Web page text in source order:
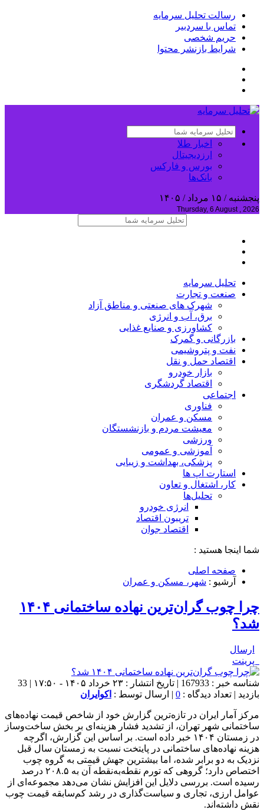
رسالت تحلیل سرمایه
تماس با سردبیر
حریم شخصی
شرایط بازنشر محتوا
اخبار طلا
ارزدیجیتال
بورس و فارکس
بانک‌ها
پنجشنبه / ۱۵ مرداد / ۱۴۰۵
Thursday, 6 August , 2026
تحلیل‌ سرمایه
صنعت و تجارت
شهرک های صنعتی و مناطق آزاد
برق، آب و انرژی
کشاورزی و صنایع غذایی
بازرگانی و گمرک
نفت و پتروشیمی
اقتصاد حمل و نقل
بازار خودرو
اقتصاد گردشگری
اجتماعی
فناوری
مسکن و عمران
معیشت مردم و بازنشستگان
ورزشی
آموزشی و عمومی
پزشکی، بهداشت و زیبایی
استارت اپ ها
کار، اشتغال و تعاون
تحلیل‌ها
انرژی خودرو
تریبون اقتصاد
اقتصاد جوان
شما اینجا هستید :
صفحه اصلی
آرشیو : شهر، مسکن و عمران
چرا چوب گران‌ترین نهاده ساختمانی ۱۴۰۴
شد؟
ارسال
پرینت
شناسه خبر : 167933 | تاریخ انتشار : ۲۳ خرداد ۱۴۰۵ - ۱۷:۵۰ | 33
بازدید | تعداد دیدگاه : 0 | ارسال توسط : اکوایران
مرکز آمار ایران در تازه‌ترین گزارش خود از شاخص قیمت نهاده‌های
ساختمانی شهر تهران، از تشدید فشار هزینه‌ای بر بخش ساخت‌وساز
در زمستان ۱۴۰۴ خبر داده است. بر اساس این گزارش، اگرچه
هزینه نهاده‌های ساختمانی در پایتخت نسبت به زمستان سال قبل
نزدیک به دو برابر شده، اما بیشترین جهش قیمتی به گروه چوب
اختصاص دارد؛ گروهی که تورم نقطه‌به‌نقطه آن به ۲۰۸.۵ درصد
رسیده است. بررسی دلایل این افزایش نشان می‌دهد مجموعه‌ای از
عوامل ارزی، تجاری و سیاست‌گذاری در رشد کم‌سابقه قیمت چوب
نقش داشته‌اند.